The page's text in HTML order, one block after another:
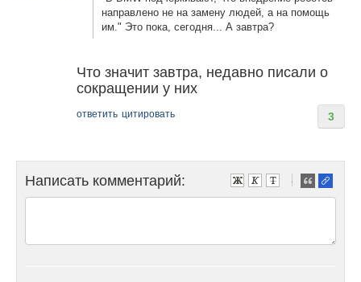
направлено не на замену людей, а на помощь
им." Это пока, сегодня... А завтра?
Что значит завтра, недавно писали о
сокращении у них
3
ответить цитировать
Написать комментарий:
-
-
-